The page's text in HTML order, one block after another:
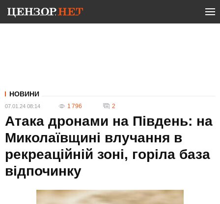
НОВИНИ
07.01.24 08:14 1 796 2
Атака дронами на Південь: на
Миколаївщині влучання в
рекреаційній зоні, горіла база
відпочинку